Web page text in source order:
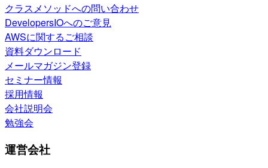
クラスメソッドへの問い合わせ
DevelopersIOへのご意見
AWSに関するご相談
資料ダウンロード
メールマガジン登録
セミナー情報
採用情報
会社説明会
勉強会
運営会社